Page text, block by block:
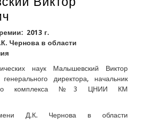
2013 г.
Чернова в области
наук Малышевский Виктор
директора, начальник
комплекса №3 ЦНИИ КМ
Д.К. Чернова в области